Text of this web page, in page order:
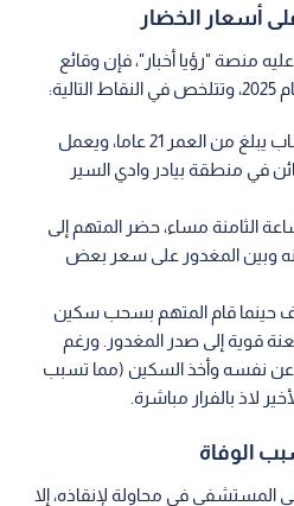
أسعار الخضار
منصة "رؤيا أخبار"، فإن وقائع
أطراف الواقعة: المغدور شاب يبلغ من العمر 21 عاما، ويعمل
في منطقة بيادر وادي السير
الثامنة مساء، حضر المتهم إلى
وبين المغدور على سعر بعض
حينما قام المتهم بسحب سكين
قوية إلى صدر المغدور. ورغم
عن نفسه وأخذ السكين (مما تسبب
لاذ بالفرار مباشرة.
الوفاة
المستشفى في محاولة لإنقاذه، إلا